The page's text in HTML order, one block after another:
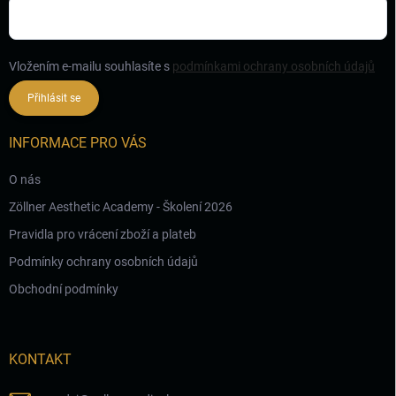
Vložením e-mailu souhlasíte s podmínkami ochrany osobních údajů
Přihlásit se
INFORMACE PRO VÁS
O nás
Zöllner Aesthetic Academy - Školení 2026
Pravidla pro vrácení zboží a plateb
Podmínky ochrany osobních údajů
Obchodní podmínky
KONTAKT